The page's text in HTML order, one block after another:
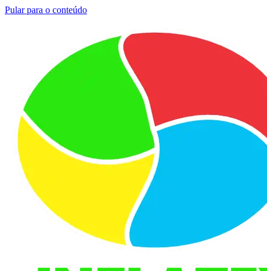
Pular para o conteúdo